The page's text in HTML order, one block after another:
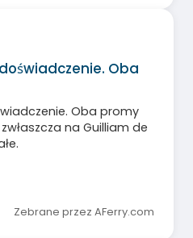
Oba
Oba promy
na Guilliam de
Zebrane przez AFerry.com